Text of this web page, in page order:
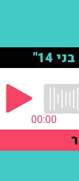
14"
00:00